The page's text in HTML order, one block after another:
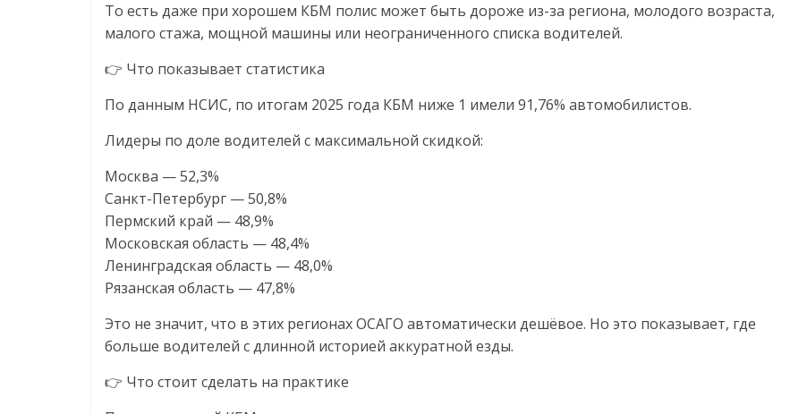
обсудить
эти
читателем.
То есть даже при хорошем КБМ полис может быть дороже из-за региона, молодого возраста,
малого стажа, мощной машины или неограниченного списка водителей.
👉 Что показывает статистика
По данным НСИС, по итогам 2025 года КБМ ниже 1 имели 91,76% автомобилистов.
Лидеры по доле водителей с максимальной скидкой:
Москва — 52,3%
Санкт-Петербург — 50,8%
Пермский край — 48,9%
Московская область — 48,4%
Ленинградская область — 48,0%
Рязанская область — 47,8%
Это не значит, что в этих регионах ОСАГО автоматически дешёвое. Но это показывает, где
больше водителей с длинной историей аккуратной езды.
👉 Что стоит сделать на практике